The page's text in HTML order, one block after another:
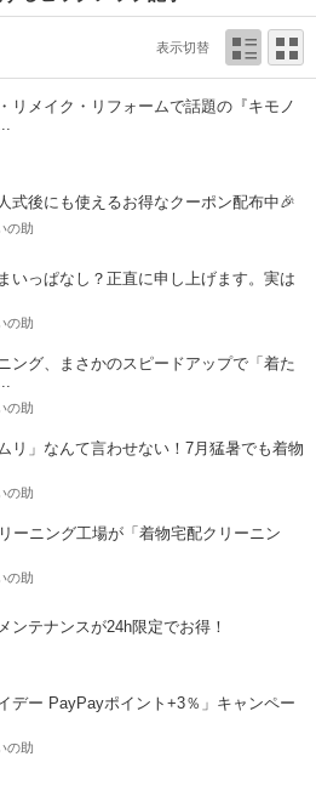
表示切替
リメイク・リフォームで話題の『キモノ
式後にも使えるお得なクーポン配布中🎉
の助
いっぱなし？正直に申し上げます。実は
の助
ング、まさかのスピードアップで「着た
の助
リ」なんて言わせない！7月猛暑でも着物
の助
ーニング工場が「着物宅配クリーニン
の助
ンテナンスが24h限定でお得！
デー PayPayポイント+3％」キャンペー
の助